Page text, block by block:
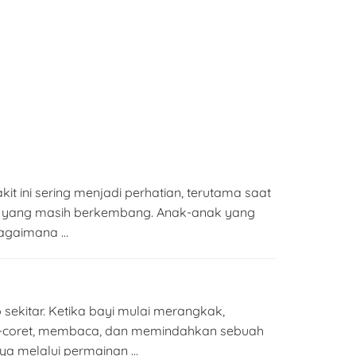
ini sering menjadi perhatian, terutama saat
masih berkembang. Anak-anak yang
…
Ketika bayi mulai merangkak,
membaca, dan memindahkan sebuah
melalui permainan …